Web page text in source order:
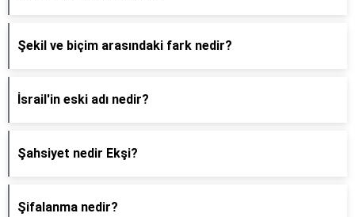
Şekil ve biçim arasındaki fark nedir?
İsrail'in eski adı nedir?
Şahsiyet nedir Ekşi?
Şifalanma nedir?